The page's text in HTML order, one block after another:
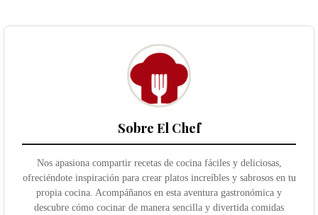
Sobre El Chef
Nos apasiona compartir recetas de cocina fáciles y deliciosas,
ofreciéndote inspiración para crear platos increíbles y sabrosos en tu
propia cocina. Acompáñanos en esta aventura gastronómica y
descubre cómo cocinar de manera sencilla y divertida comidas